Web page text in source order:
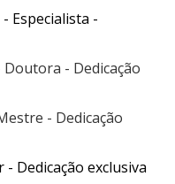
- Especialista -
Doutora - Dedicação
- Dedicação
Dedicação exclusiva